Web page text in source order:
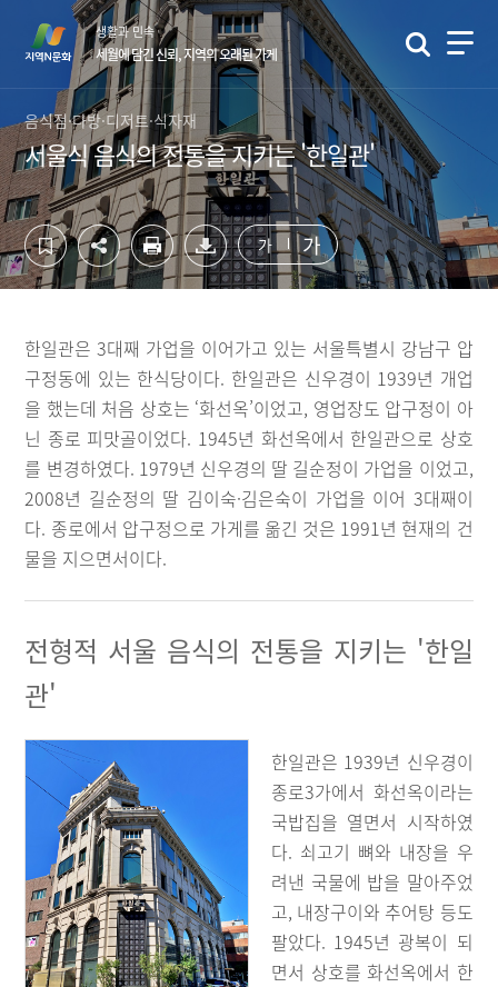
영
역
바
로
가
기
역
바
로
가
기
생활과 민속
세월에 담긴 신뢰, 지역의 오래된 가게
음식점·다방·디저트·식자재
서울식 음식의 전통을 지키는 '한일관'
가 가
한일관은 3대째 가업을 이어가고 있는 서울특별시 강남구 압
구정동에 있는 한식당이다. 한일관은 신우경이 1939년 개업
을 했는데 처음 상호는 ‘화선옥’이었고, 영업장도 압구정이 아
닌 종로 피맛골이었다. 1945년 화선옥에서 한일관으로 상호
를 변경하였다. 1979년 신우경의 딸 길순정이 가업을 이었고,
2008년 길순정의 딸 김이숙·김은숙이 가업을 이어 3대째이
다. 종로에서 압구정으로 가게를 옮긴 것은 1991년 현재의 건
물을 지으면서이다.
전형적 서울 음식의 전통을 지키는 '한일
관'
한일관은 1939년 신우경이
종로3가에서 화선옥이라는
국밥집을 열면서 시작하였
다. 쇠고기 뼈와 내장을 우
려낸 국물에 밥을 말아주었
고, 내장구이와 추어탕 등도
팔았다. 1945년 광복이 되
면서 상호를 화선옥에서 한